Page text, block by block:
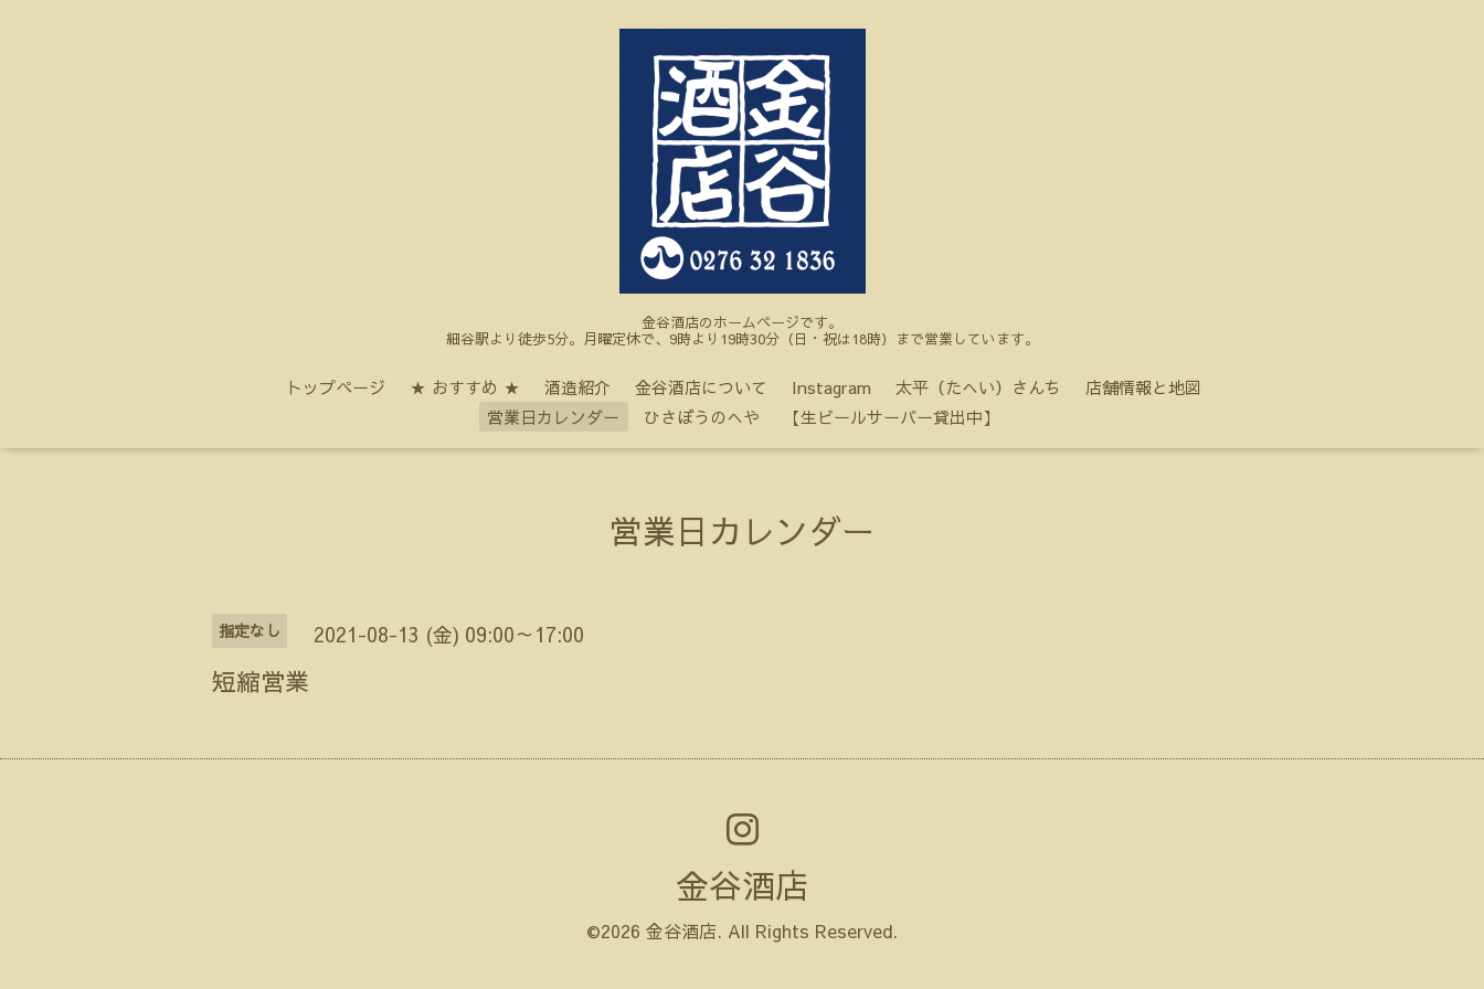
金谷酒店のホームページです。
細谷駅より徒歩5分。月曜定休で、9時より19時30分（日・祝は18時）まで営業しています。
トップページ ★ おすすめ ★ 酒造紹介 金谷酒店について Instagram 太平（たへい）さんち
店舗情報と地図
営業日カレンダー
ひさぼうのへや 【生ビールサーバー貸出中】
営業日カレンダー
指定なし 2021-08-13 (金) 09:00～17:00
短縮営業
金谷酒店
©2026 金谷酒店. All Rights Reserved.